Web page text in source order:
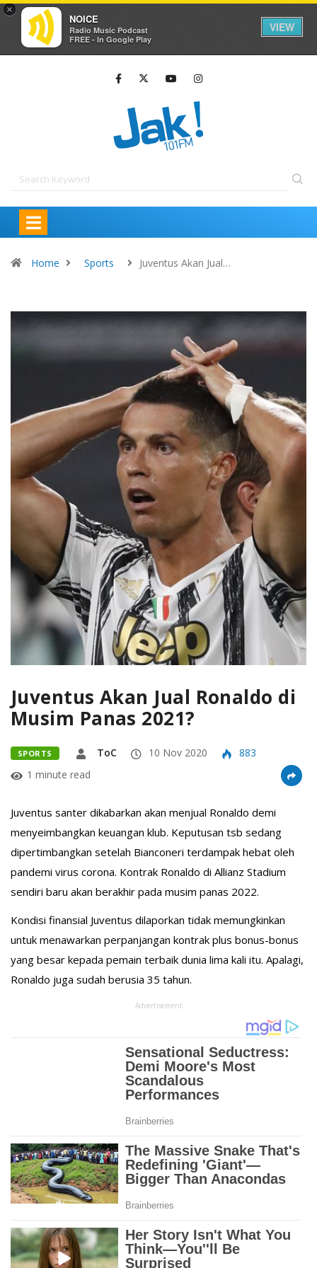
×
NOICE
Radio Music Podcast
FREE - In Google Play
VIEW
Home Sports Juventus Akan Jual…
Juventus Akan Jual Ronaldo di
Musim Panas 2021?
SPORTS ToC 10 Nov 2020
883
1 minute read
Juventus santer dikabarkan akan menjual Ronaldo demi
menyeimbangkan keuangan klub. Keputusan tsb sedang
dipertimbangkan setelah Bianconeri terdampak hebat oleh
pandemi virus corona. Kontrak Ronaldo di Allianz Stadium
sendiri baru akan berakhir pada musim panas 2022.
Kondisi finansial Juventus dilaporkan tidak memungkinkan
untuk menawarkan perpanjangan kontrak plus bonus-bonus
yang besar kepada pemain terbaik dunia lima kali itu. Apalagi,
Ronaldo juga sudah berusia 35 tahun.
Advertisement